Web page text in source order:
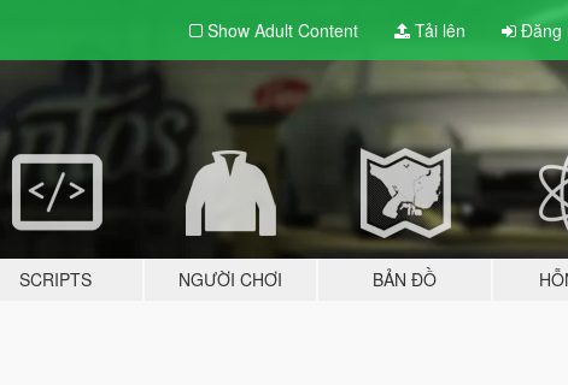
Show Adult Content Tải lên Đăng
SCRIPTS NGƯỜI CHƠI BẢN ĐỒ